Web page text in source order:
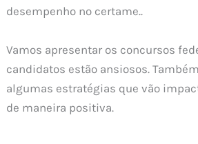
desempenho no certame..
Vamos apresentar os concursos
candidatos estão ansiosos.
algumas estratégias que vão
de maneira positiva.